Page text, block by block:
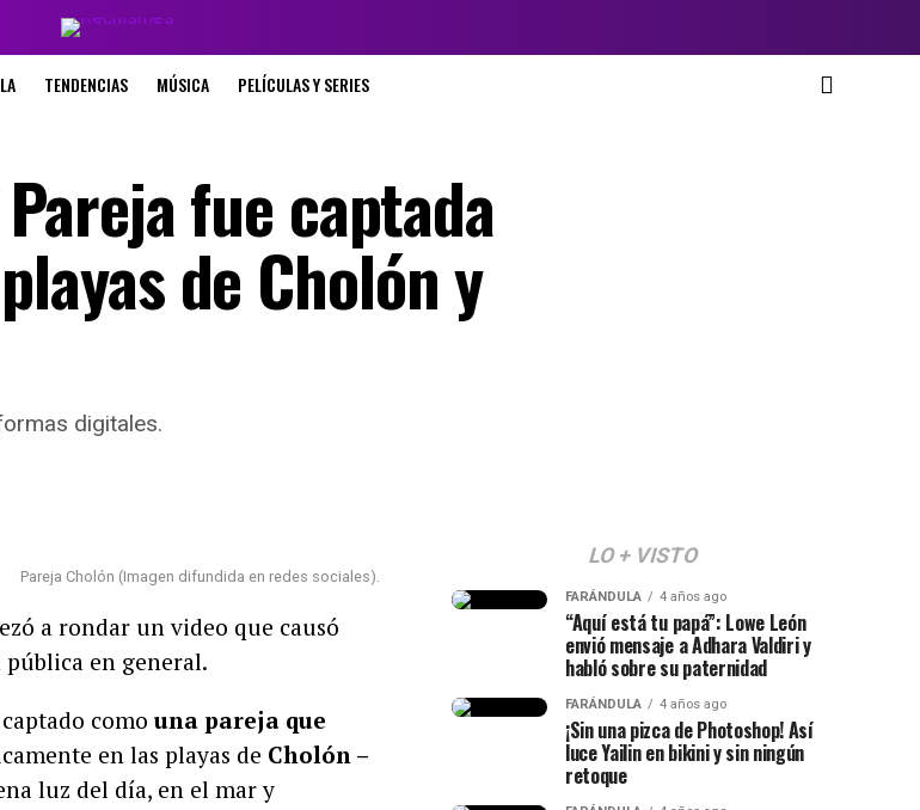
TENDENCIAS MÚSICA PELÍCULAS Y SERIES
fue captada
de Cholón y
digitales.
Pareja Cholón (Imagen difundida en redes sociales).
a rondar un video que causó
en general.
como una pareja que
en las playas de Cholón –
luz del día, en el mar y
LO + VISTO
FARÁNDULA 4 años ago
“Aquí está tu papá”: Lowe León
envió mensaje a Adhara Valdiri y
habló sobre su paternidad
FARÁNDULA 4 años ago
¡Sin una pizca de Photoshop! Así
luce Yailin en bikini y sin ningún
retoque